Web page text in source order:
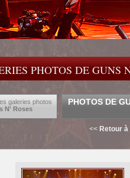
PHOTOS DE GUNS
galeries photos
N' Roses
PHOTOS DE
<< Retour